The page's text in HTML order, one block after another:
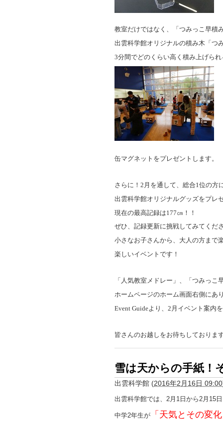
教室だけではなく、「つみっこ早積
出雲科学館オリジナルの積み木「つ
3分間でどのくらい高く積み上げら
缶マグネットをプレゼントします。
さらに！ 2 月を通して、総合1位の方
出雲科学館オリジナルグッズをプレ
現在の最高記録は177㎝！！
ぜひ、記録更新に挑戦してみてくだ
小さなお子さんから、大人の方まで
楽しいイベントです！
「人気教室メドレー」、「つみっこ
ホームページのホーム画面右側にあ
Event Guideより、 2 月イベント案内
皆さんのお越しをお待ちしておりま
雪は天からの手紙！
出雲科学館 (2016年2月16日 09:00
出雲科学館では、2月1日から2月15
中学2年生が 「天気とその変